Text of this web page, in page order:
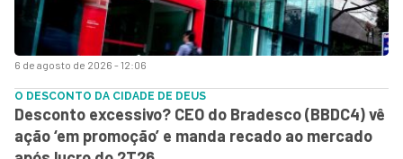
6 de agosto de 2026 - 12:06
O DESCONTO DA CIDADE DE DEUS
Desconto excessivo? CEO do Bradesco (BBDC4) vê
ação ‘em promoção’ e manda recado ao mercado